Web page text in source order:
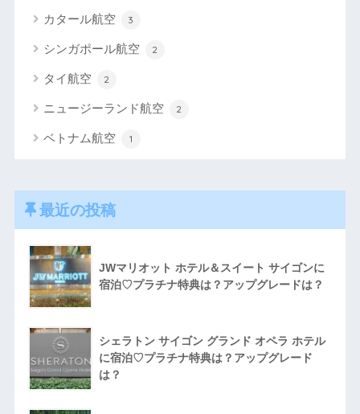
カタール航空 3
シンガポール航空 2
タイ航空 2
ニュージーランド航空 2
ベトナム航空 1
最近の投稿
JWマリオット ホテル＆スイート サイゴンに
宿泊♡プラチナ特典は？アップグレードは？
シェラトン サイゴン グランド オペラ ホテル
に宿泊♡プラチナ特典は？アップグレード
は？